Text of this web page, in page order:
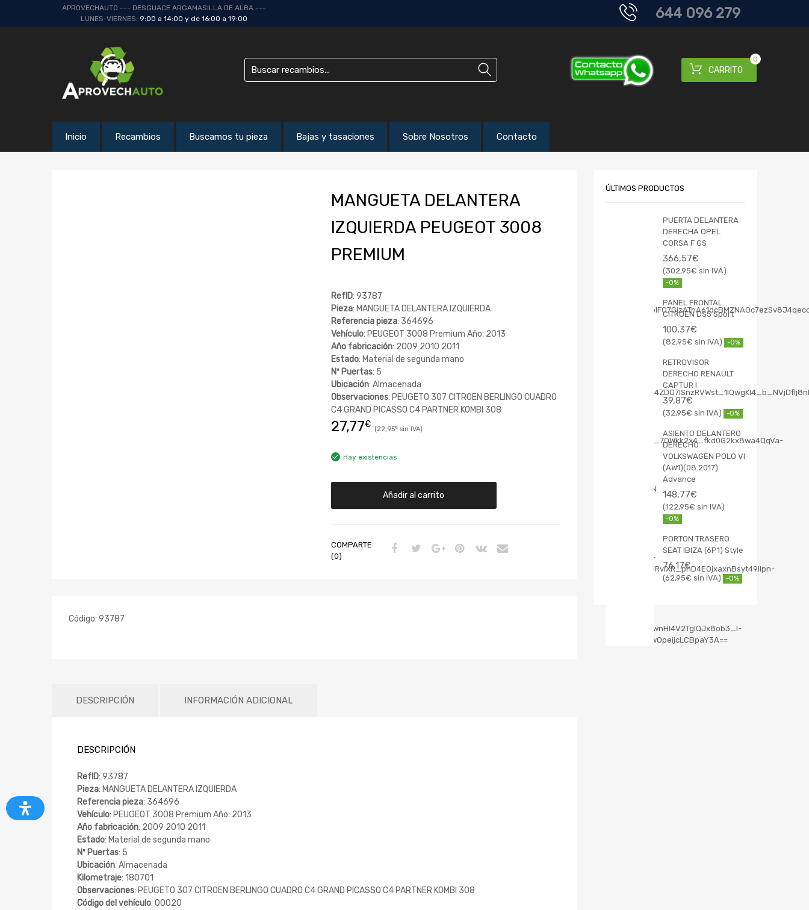
APROVECHAUTO --- DESGUACE ARGAMASILLA DE ALBA ---
LUNES-VIERNES: 9:00 a 14:00 y de 16:00 a 19:00 644 096 279
CARRITO
0
Inicio Recambios Buscamos tu pieza Bajas y tasaciones Sobre Nosotros Contacto
MANGUETA DELANTERA
IZQUIERDA PEUGEOT 3008
PREMIUM
RefID: 93787
Pieza: MANGUETA DELANTERA IZQUIERDA
Referencia pieza: 364696
Vehículo: PEUGEOT 3008 Premium Año: 2013
Año fabricación: 2009 2010 2011
Estado: Material de segunda mano
Nº Puertas: 5
Ubicación: Almacenada
Observaciones: PEUGETO 307 CITROEN BERLINGO CUADRO
C4 GRAND PICASSO C4 PARTNER KOMBI 308
27,77€ 22,95€
Hay existencias
Añadir al carrito
COMPARTE
(0)
Código: 93787
DESCRIPCIÓN INFORMACIÓN ADICIONAL
DESCRIPCIÓN
RefID: 93787
Pieza: MANGUETA DELANTERA IZQUIERDA
Referencia pieza: 364696
Vehículo: PEUGEOT 3008 Premium Año: 2013
Año fabricación: 2009 2010 2011
Estado: Material de segunda mano
Nº Puertas: 5
Ubicación: Almacenada
Kilometraje: 180701
Observaciones: PEUGETO 307 CITROEN BERLINGO CUADRO C4 GRAND PICASSO C4 PARTNER KOMBI 308
Código del vehículo: 00020
ÚLTIMOS PRODUCTOS
PUERTA DELANTERA
DERECHA OPEL
CORSA F GS
366,57€
302,95€
-0%
PANEL FRONTAL
CITROEN DS5 Sport
100,37€
82,95€ -0%
RETROVISOR
DERECHO RENAULT
CAPTUR I
39,87€
32,95€ -0%
ASIENTO DELANTERO
DERECHO
VOLKSWAGEN POLO VI
(AW1)(08.2017)
Advance
148,77€
122,95€
-0%
PORTON TRASERO
SEAT IBIZA (6P1) Style
76,17€
62,95€ -0%